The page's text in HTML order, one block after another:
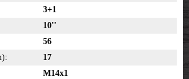
3+1
10''
56
17
M14x1